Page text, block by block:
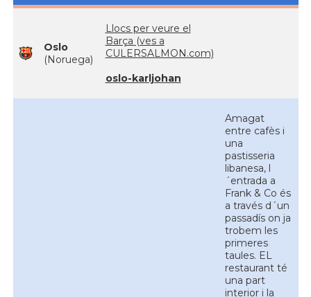
Oslo
(Noruega)
Llocs per veure el
Barça (ves a
CULERSALMON.com)
oslo-karljohan
Amagat
entre cafès i
una
pastisseria
libanesa, l
´entrada a
Frank & Co és
a través d´un
passadís on ja
trobem les
primeres
taules. EL
restaurant té
una part
interior i la